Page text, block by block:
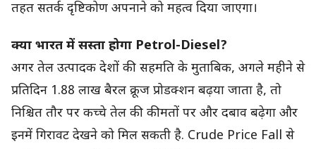
तहत सतर्क दृष्टिकोण अपनाने को महत्व दिया जाएगा।
क्या भारत में सस्ता होगा Petrol-Diesel?
अगर तेल उत्पादक देशों की सहमति के मुताबिक, अगले महीने से
प्रतिदिन 1.88 लाख बैरल क्रूज प्रोडक्शन बढ़या जाता है, तो
निश्चित तौर पर कच्चे तेल की कीमतों पर और दबाव बढ़ेगा और
इनमें गिरावट देखने को मिल सकती है. Crude Price Fall से